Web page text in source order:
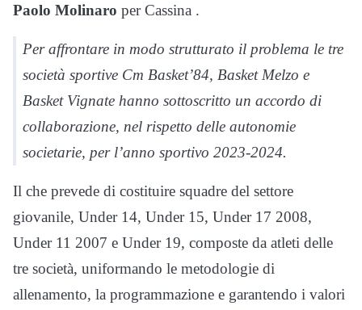
Paolo Molinaro per Cassina .
Per affrontare in modo strutturato il problema le tre
società sportive Cm Basket’84, Basket Melzo e
Basket Vignate hanno sottoscritto un accordo di
collaborazione, nel rispetto delle autonomie
societarie, per l’anno sportivo 2023-2024.
Il che prevede di costituire squadre del settore
giovanile, Under 14, Under 15, Under 17 2008,
Under 11 2007 e Under 19, composte da atleti delle
tre società, uniformando le metodologie di
allenamento, la programmazione e garantendo i valori